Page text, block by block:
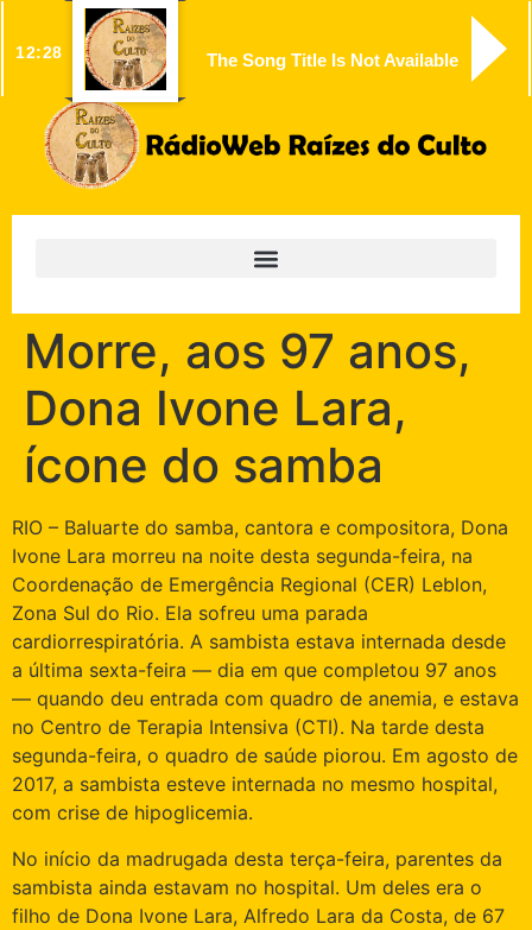
12:28 The Song Title Is Not Available
Morre, aos 97 anos,
Dona Ivone Lara,
ícone do samba
RIO – Baluarte do samba, cantora e compositora, Dona
Ivone Lara morreu na noite desta segunda-feira, na
Coordenação de Emergência Regional (CER) Leblon,
Zona Sul do Rio. Ela sofreu uma parada
cardiorrespiratória. A sambista estava internada desde
a última sexta-feira — dia em que completou 97 anos
— quando deu entrada com quadro de anemia, e estava
no Centro de Terapia Intensiva (CTI). Na tarde desta
segunda-feira, o quadro de saúde piorou. Em agosto de
2017, a sambista esteve internada no mesmo hospital,
com crise de hipoglicemia.
No início da madrugada desta terça-feira, parentes da
sambista ainda estavam no hospital. Um deles era o
filho de Dona Ivone Lara, Alfredo Lara da Costa, de 67